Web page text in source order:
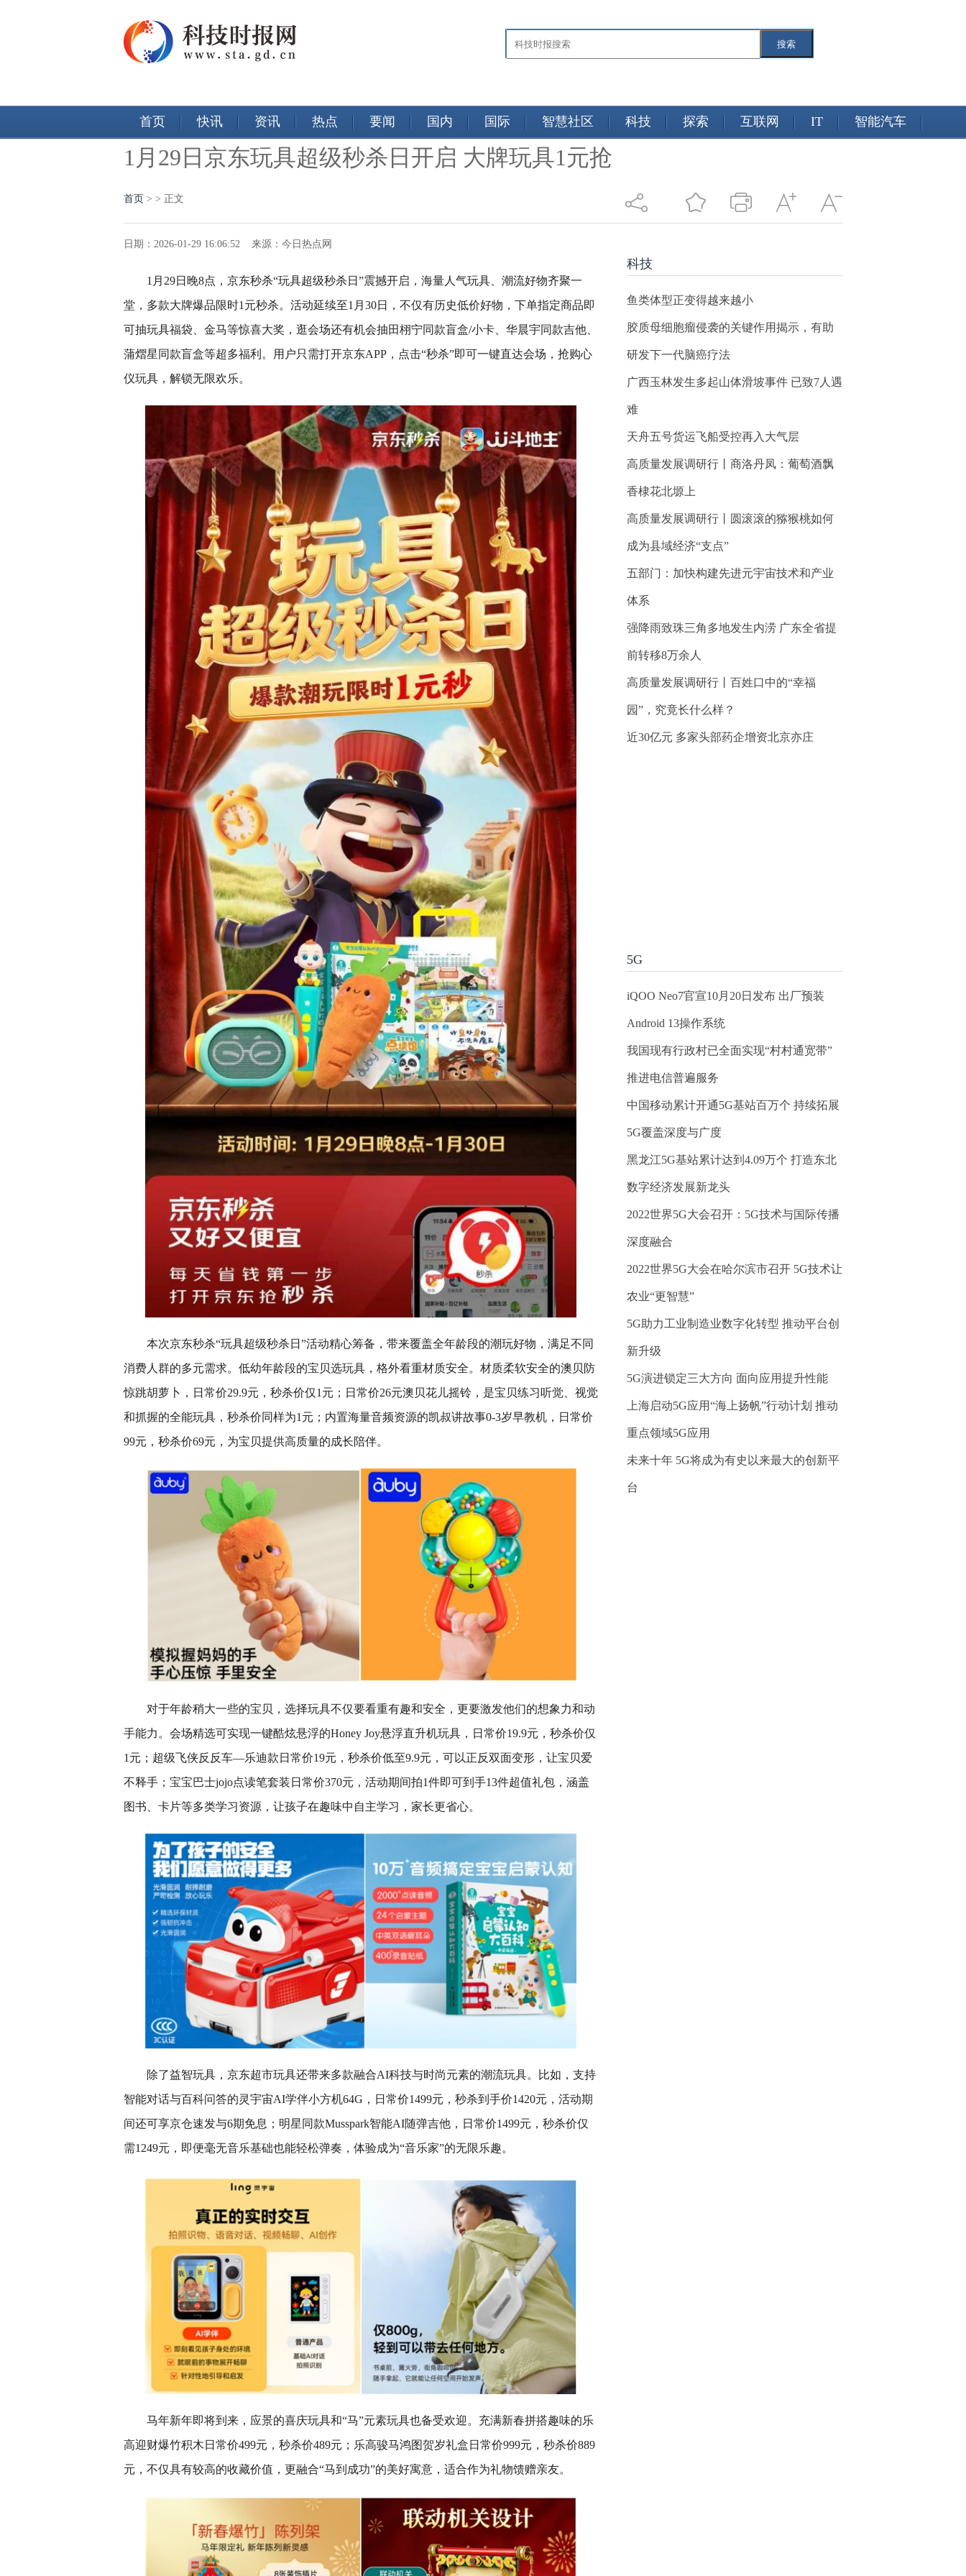
搜索
首页 快讯 资讯 热点 要闻 国内 国际 智慧社区 科技 探索 互联网 IT 智能汽车
1月29日京东玩具超级秒杀日开启 大牌玩具1元抢
首页 > > 正文
日期：2026-01-29 16:06:52 来源：今日热点网
1月29日晚8点，京东秒杀“玩具超级秒杀日”震撼开启，海量人气玩具、潮流好物齐聚一
堂，多款大牌爆品限时1元秒杀。活动延续至1月30日，不仅有历史低价好物，下单指定商品即
可抽玩具福袋、金马等惊喜大奖，逛会场还有机会抽田栩宁同款盲盒/小卡、华晨宇同款吉他、
蒲熠星同款盲盒等超多福利。用户只需打开京东APP，点击“秒杀”即可一键直达会场，抢购心
仪玩具，解锁无限欢乐。
本次京东秒杀“玩具超级秒杀日”活动精心筹备，带来覆盖全年龄段的潮玩好物，满足不同
消费人群的多元需求。低幼年龄段的宝贝选玩具，格外看重材质安全。材质柔软安全的澳贝防
惊跳胡萝卜，日常价29.9元，秒杀价仅1元；日常价26元澳贝花儿摇铃，是宝贝练习听觉、视觉
和抓握的全能玩具，秒杀价同样为1元；内置海量音频资源的凯叔讲故事0-3岁早教机，日常价
99元，秒杀价69元，为宝贝提供高质量的成长陪伴。
对于年龄稍大一些的宝贝，选择玩具不仅要看重有趣和安全，更要激发他们的想象力和动
手能力。会场精选可实现一键酷炫悬浮的Honey Joy悬浮直升机玩具，日常价19.9元，秒杀价仅
1元；超级飞侠反反车—乐迪款日常价19元，秒杀价低至9.9元，可以正反双面变形，让宝贝爱
不释手；宝宝巴士jojo点读笔套装日常价370元，活动期间拍1件即可到手13件超值礼包，涵盖
图书、卡片等多类学习资源，让孩子在趣味中自主学习，家长更省心。
除了益智玩具，京东超市玩具还带来多款融合AI科技与时尚元素的潮流玩具。比如，支持
智能对话与百科问答的灵宇宙AI学伴小方机64G，日常价1499元，秒杀到手价1420元，活动期
间还可享京仓速发与6期免息；明星同款Musspark智能AI随弹吉他，日常价1499元，秒杀价仅
需1249元，即便毫无音乐基础也能轻松弹奏，体验成为“音乐家”的无限乐趣。
马年新年即将到来，应景的喜庆玩具和“马”元素玩具也备受欢迎。充满新春拼搭趣味的乐
高迎财爆竹积木日常价499元，秒杀价489元；乐高骏马鸿图贺岁礼盒日常价999元，秒杀价889
元，不仅具有较高的收藏价值，更融合“马到成功”的美好寓意，适合作为礼物馈赠亲友。
科技
鱼类体型正变得越来越小
胶质母细胞瘤侵袭的关键作用揭示，有助
研发下一代脑癌疗法
广西玉林发生多起山体滑坡事件 已致7人遇
难
天舟五号货运飞船受控再入大气层
高质量发展调研行丨商洛丹凤：葡萄酒飘
香棣花北塬上
高质量发展调研行丨圆滚滚的猕猴桃如何
成为县域经济“支点”
五部门：加快构建先进元宇宙技术和产业
体系
强降雨致珠三角多地发生内涝 广东全省提
前转移8万余人
高质量发展调研行丨百姓口中的“幸福
园”，究竟长什么样？
近30亿元 多家头部药企增资北京亦庄
5G
iQOO Neo7官宣10月20日发布 出厂预装
Android 13操作系统
我国现有行政村已全面实现“村村通宽带”
推进电信普遍服务
中国移动累计开通5G基站百万个 持续拓展
5G覆盖深度与广度
黑龙江5G基站累计达到4.09万个 打造东北
数字经济发展新龙头
2022世界5G大会召开：5G技术与国际传播
深度融合
2022世界5G大会在哈尔滨市召开 5G技术让
农业“更智慧”
5G助力工业制造业数字化转型 推动平台创
新升级
5G演进锁定三大方向 面向应用提升性能
上海启动5G应用“海上扬帆”行动计划 推动
重点领域5G应用
未来十年 5G将成为有史以来最大的创新平
台